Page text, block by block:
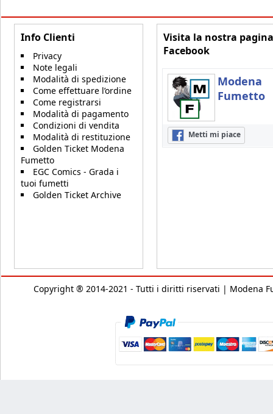
Info Clienti
Privacy
Note legali
Modalità di spedizione
Come effettuare l’ordine
Come registrarsi
Modalità di pagamento
Condizioni di vendita
Modalità di restituzione
Golden Ticket Modena
Fumetto
EGC Comics - Grada i
tuoi fumetti
Golden Ticket Archive
Visita la nostra pagina
Facebook
Modena
Fumetto
Metti mi piace
Copyright ® 2014-2021 - Tutti i diritti riservati | Modena